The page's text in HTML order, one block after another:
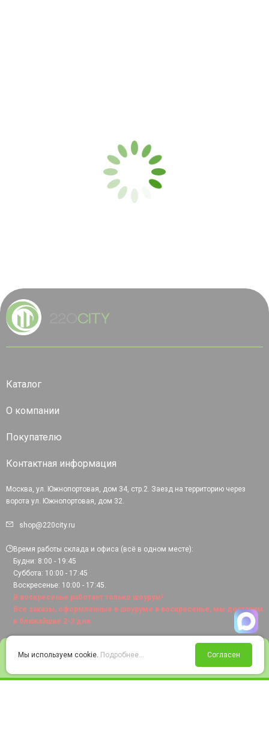
Войти Избранное Корзина
Каталог
О компании
Покупателю
Контактная информация
Москва, ул. Южнопортовая, дом 34, стр.2. Заезд на территорию через
ворота ул. Южнопортовая, дом 32.
shop@220city.ru
Время работы склада и офиса (всё в одном месте):
Будни: 8:00 - 19:45
Суббота: 10:00 - 17:45
Воскресенье: 10:00 - 17:45.
В воскресенье работает только шоурум!
Все заказы, оформленные в шоуруме в воскресенье, мы доставим
в ближайшие 2-3 дня.
Мы используем cookie. Подробнее... Согласен